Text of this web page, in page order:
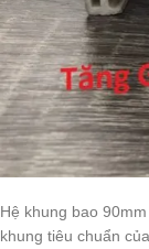
Hệ khung bao
khung tiêu chuẩn